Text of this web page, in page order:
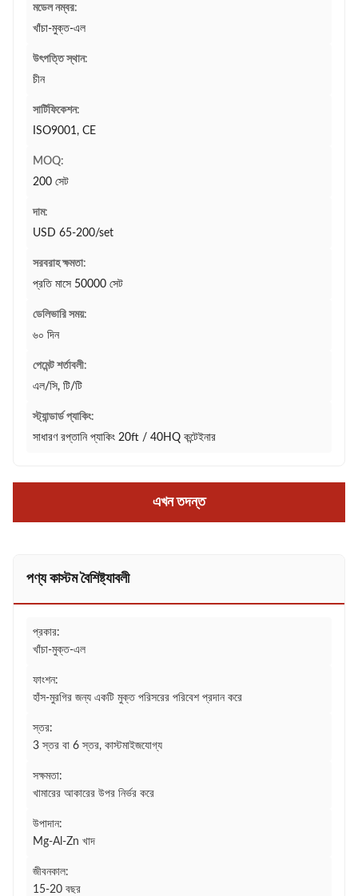
মডেল নম্বর:
খাঁচা-মুক্ত-এল
উৎপত্তি স্থান:
চীন
সার্টিফিকেশন:
ISO9001, CE
MOQ:
200 সেট
দাম:
USD 65-200/set
সরবরাহ ক্ষমতা:
প্রতি মাসে 50000 সেট
ডেলিভারি সময়:
৬০ দিন
পেমেন্ট শর্তাবলী:
এল/সি, টি/টি
স্ট্যান্ডার্ড প্যাকিং:
সাধারণ রপ্তানি প্যাকিং 20ft / 40HQ কন্টেইনার
এখন তদন্ত
পণ্য কাস্টম বৈশিষ্ট্যাবলী
প্রকার:
খাঁচা-মুক্ত-এল
ফাংশন:
হাঁস-মুরগির জন্য একটি মুক্ত পরিসরের পরিবেশ প্রদান করে
স্তর:
3 স্তর বা 6 স্তর, কাস্টমাইজযোগ্য
সক্ষমতা:
খামারের আকারের উপর নির্ভর করে
উপাদান:
Mg-Al-Zn খাদ
জীবনকাল:
15-20 বছর